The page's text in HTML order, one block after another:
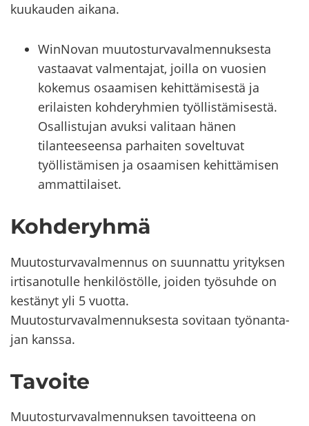
kuu­kau­den ai­ka­na.
WinNovan muutosturvavalmennuksesta
vastaavat valmentajat, joilla on vuosien
kokemus osaamisen kehittämisestä ja
erilaisten kohderyhmien työllistämisestä.
Osallistujan avuksi valitaan hänen
tilanteeseensa parhaiten soveltuvat
työllistämisen ja osaamisen kehittämisen
ammattilaiset.
Koh­de­ryh­mä
Muu­tos­tur­va­val­men­nus on suun­nat­tu yri­tyk­sen
ir­ti­sa­no­tul­le hen­ki­lös­töl­le, joi­den työ­suh­de on
kes­tä­nyt yli 5 vuot­ta.
Muu­tos­tur­va­val­men­nuk­ses­ta so­vi­taan työ­nan­ta­
jan kans­sa.
Ta­voi­te
Muu­tos­tur­va­val­men­nuk­sen ta­voit­tee­na on